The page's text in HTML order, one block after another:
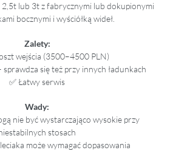
lub 3t z fabrycznymi lub dokupionymi
bocznymi i wyściółką wideł.
Zalety:
wejścia (3500–4500 PLN)
się też przy innych ładunkach
✅ Łatwy serwis
Wady:
nie być wystarczająco wysokie przy
stosach
może wymagać dopasowania